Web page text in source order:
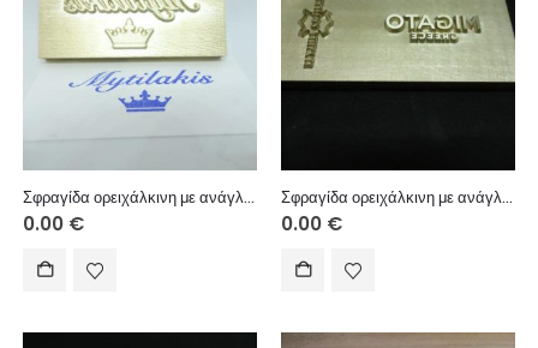
Σφραγίδα ορειχάλκινη με ανάγλυφη χάραξη για αποτύπωμα/πυρογραφία με θέρμανση.
0.00 €
Σφραγίδα ορειχάλκινη με ανάγλυφη χάραξη για αποτύπωμα/πυρογραφία με θέρμανση.
0.00 €